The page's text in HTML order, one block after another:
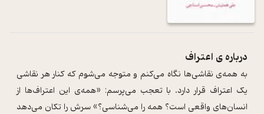
درباره ی اعتراف
به همه‌ی نقاشی‌ها نگاه می‌کنم و متوجه می‌شوم که کنار هر نقاشی
یک اعتراف قرار دارد. با تعجب می‌پرسم: «همه‌ی این اعتراف‌ها از
انسان‌های واقعی‌ است؟ همه را می‌شناسی؟» سرش را تکان می‌دهد